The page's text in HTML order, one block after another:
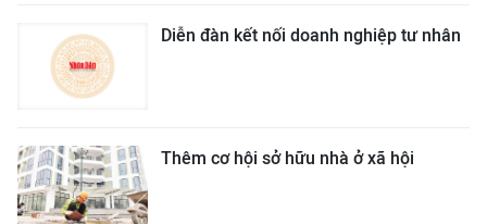
Diễn đàn kết nối doanh nghiệp tư nhân
Thêm cơ hội sở hữu nhà ở xã hội